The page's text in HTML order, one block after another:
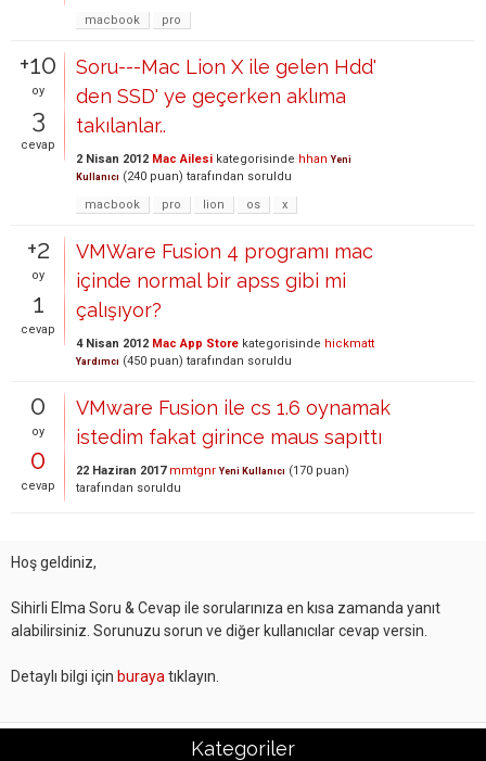
macbook
pro
+10
oy
3
cevap
Soru---Mac Lion X ile gelen Hdd'
den SSD' ye geçerken aklıma
takılanlar..
2 Nisan 2012 Mac Ailesi kategorisinde hhan Yeni
Kullanıcı (240 puan) tarafından soruldu
macbook
pro lion os x
+2
oy
1
cevap
VMWare Fusion 4 programı mac
içinde normal bir apss gibi mi
çalışıyor?
4 Nisan 2012 Mac App Store kategorisinde hickmatt
Yardımcı (450 puan) tarafından soruldu
0
oy
0
cevap
VMware Fusion ile cs 1.6 oynamak
istedim fakat girince maus sapıttı
22 Haziran 2017 mmtgnr Yeni Kullanıcı (170 puan)
tarafından soruldu
Hoş geldiniz,
Sihirli Elma Soru & Cevap ile sorularınıza en kısa zamanda yanıt
alabilirsiniz. Sorunuzu sorun ve diğer kullanıcılar cevap versin.
Detaylı bilgi için buraya tıklayın.
Kategoriler